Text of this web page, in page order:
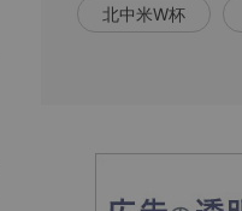
北中米W杯